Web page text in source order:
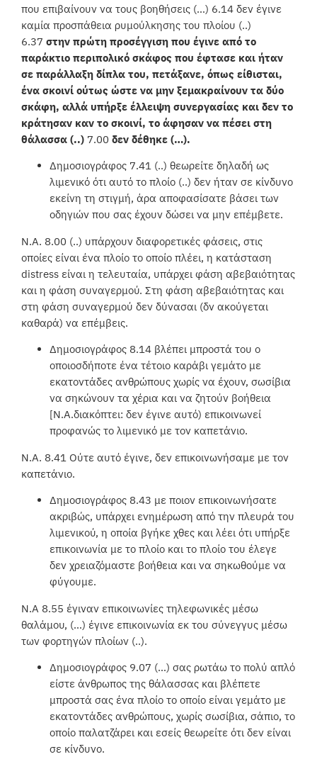
που επιβαίνουν να τους βοηθήσεις (…) 6.14 δεν έγινε
καμία προσπάθεια ρυμούλκησης του πλοίου (..)
6.37στην πρώτη προσέγγιση που έγινε από το
παράκτιο περιπολικό σκάφος που έφτασε και ήταν
σε παράλλαξη δίπλα του, πετάξανε, όπως είθισται,
ένα σκοινί ούτως ώστε να μην ξεμακραίνουν τα δύο
σκάφη, αλλά υπήρξε έλλειψη συνεργασίας και δεν το
κράτησαν καν το σκοινί, το άφησαν να πέσει στη
θάλασσα (..) 7.00δεν δέθηκε (…).
Δημοσιογράφος 7.41 (..) θεωρείτε δηλαδή ως
λιμενικό ότι αυτό το πλοίο (..) δεν ήταν σε κίνδυνο
εκείνη τη στιγμή, άρα αποφασίσατε βάσει των
οδηγιών που σας έχουν δώσει να μην επέμβετε.
Ν.Α. 8.00 (..) υπάρχουν διαφορετικές φάσεις, στις
οποίες είναι ένα πλοίο το οποίο πλέει, η κατάσταση
distress είναι η τελευταία, υπάρχει φάση αβεβαιότητας
και η φάση συναγερμού. Στη φάση αβεβαιότητας και
στη φάση συναγερμού δεν δύνασαι (δν ακούγεται
καθαρά) να επέμβεις.
Δημοσιογράφος 8.14 βλέπει μπροστά του ο
οποιοσδήποτε ένα τέτοιο καράβι γεμάτο με
εκατοντάδες ανθρώπους χωρίς να έχουν, σωσίβια
να σηκώνουν τα χέρια και να ζητούν βοήθεια
[Ν.Α.διακόπτει: δεν έγινε αυτό) επικοινωνεί
προφανώς το λιμενικό με τον καπετάνιο.
Ν.Α. 8.41 Ούτε αυτό έγινε, δεν επικοινωνήσαμε με τον
καπετάνιο.
Δημοσιογράφος 8.43 με ποιον επικοινωνήσατε
ακριβώς, υπάρχει ενημέρωση από την πλευρά του
λιμενικού, η οποία βγήκε χθες και λέει ότι υπήρξε
επικοινωνία με το πλοίο και το πλοίο του έλεγε
δεν χρειαζόμαστε βοήθεια και να σηκωθούμε να
φύγουμε.
Ν.Α 8.55 έγιναν επικοινωνίες τηλεφωνικές μέσω
θαλάμου, (…) έγινε επικοινωνία εκ του σύνεγγυς μέσω
των φορτηγών πλοίων (..).
Δημοσιογράφος 9.07 (…) σας ρωτάω το πολύ απλό
είστε άνθρωπος της θάλασσας και βλέπετε
μπροστά σας ένα πλοίο το οποίο είναι γεμάτο με
εκατοντάδες ανθρώπους, χωρίς σωσίβια, σάπιο, το
οποίο παλατζάρει και εσείς θεωρείτε ότι δεν είναι
σε κίνδυνο.